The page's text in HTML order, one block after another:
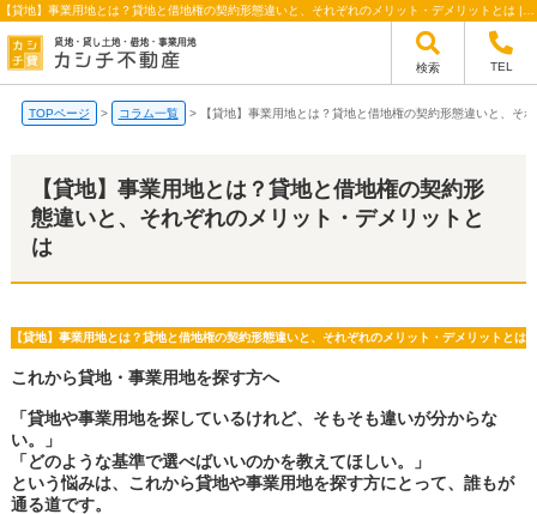
検索 TEL
TOPページ > コラム一覧 > 【貸地】事業用地とは？貸地と借地権の契約形態違いと、そ
【貸地】事業用地とは？貸地と借地権の契約形
態違いと、それぞれのメリット・デメリットと
は
【貸地】事業用地とは？貸地と借地権の契約形態違いと、それぞれのメリット・デメリットとは
これから貸地・事業用地を探す方へ
「貸地や事業用地を探しているけれど、そもそも違いが分からな
い。」
「どのような基準で選べばいいのかを教えてほしい。」
という悩みは、これから貸地や事業用地を探す方にとって、誰もが
通る道です。